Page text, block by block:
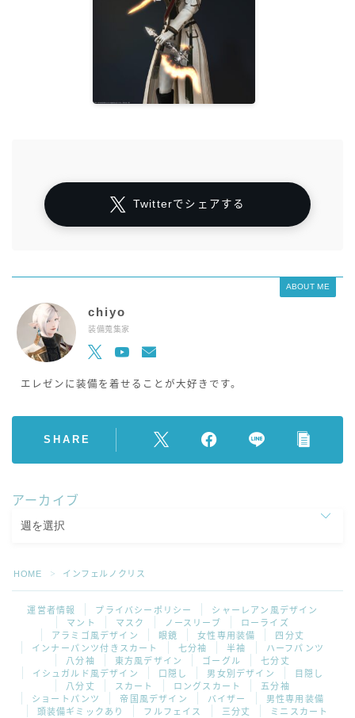
Twitterでシェアする
ABOUT ME
chiyo
装備蒐集家
エレゼンに装備を着せることが大好きです。
SHARE
アーカイブ
HOME ＞ インフェルノクリス
運営者情報 プライバシーポリシー
シャーレアン風デザイン
マント
マスク ノースリーブ
ローライズ
アラミゴ風デザイン
眼鏡 女性専用装備
四分丈
インナーパンツ付きスカート
七分袖 半袖
ハーフパンツ
八分袖
東方風デザイン ゴーグル
七分丈
イシュガルド風デザイン
口隠し 男女別デザイン
目隠し
八分丈
スカート ロングスカート
五分袖
ショートパンツ
帝国風デザイン バイザー
男性専用装備
頭装備ギミックあり
フルフェイス 三分丈 ミニスカート